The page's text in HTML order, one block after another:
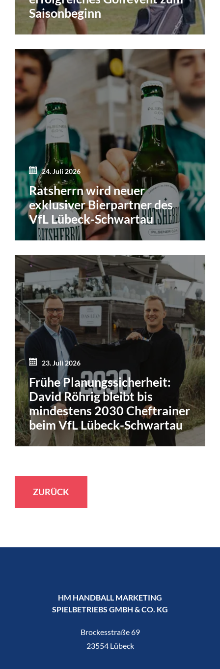
Saisonbeginn
24. Juli 2026
Ratsherrn wird neuer
exklusiver Bierpartner des
VfL Lübeck-Schwartau
23. Juli 2026
Frühe Planungssicherheit:
David Röhrig bleibt bis
mindestens 2030 Cheftrainer
beim VfL Lübeck-Schwartau
ZURÜCK
HM HANDBALL MARKETING
SPIELBETRIEBS GMBH & CO. KG
Brockesstraße 69
23554 Lübeck